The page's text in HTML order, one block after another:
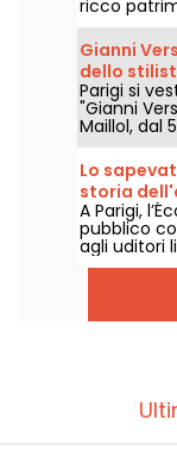
ricco
molte delle
Parigi.
Gianni
dello
proroghe
Parigi si
"Gianni
Maillol, dal
barocco e
moda retrò
all'altezza
Lo
storia
A Parigi,
pubblico
agli uditori
Louvre,
Anche
diventare